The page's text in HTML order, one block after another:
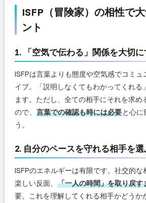
ISFP（冒険家）の相性で
ント
1. 「空気で伝わる」関係を大切に
ISFPは言葉よりも態度や空気感でコミュ
イプ。「説明しなくてもわかってくれる
ます。ただし、全ての相手にそれを求め
ので、 言葉での確認も時には必要と心に
う。
2. 自分のペースを守れる相手を選
ISFPのエネルギーは有限です。社交的な
楽しい反面、 「一人の時間」を取り戻す
要。これを理解してくれる相手かどうか